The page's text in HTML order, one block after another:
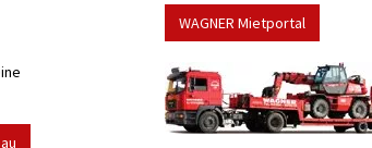
WAGNER Mietportal